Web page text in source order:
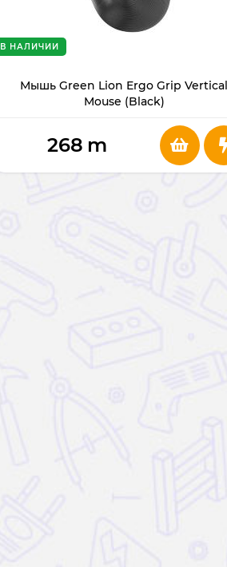
Мышь Green Lion Ergo Grip Vertical
Mouse (Black)
В НАЛИЧИИ
268 m